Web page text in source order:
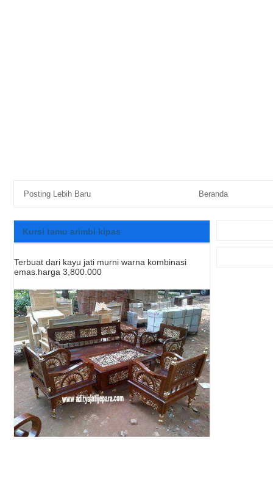
Posting Lebih Baru Beranda
Kursi tamu arimbi kipas
Terbuat dari kayu jati murni warna kombinasi
emas.harga 3,800.000